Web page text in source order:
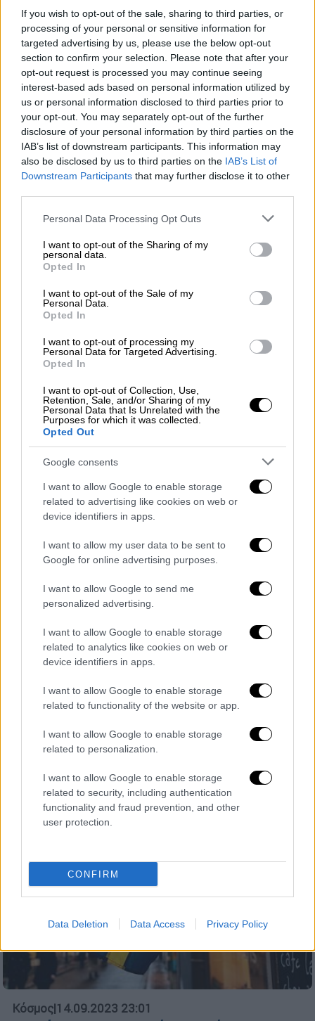
If you wish to opt-out of the sale, sharing to third parties, or
processing of your personal or sensitive information for
targeted advertising by us, please use the below opt-out
section to confirm your selection. Please note that after your
opt-out request is processed you may continue seeing
interest-based ads based on personal information utilized by
us or personal information disclosed to third parties prior to
your opt-out. You may separately opt-out of the further
disclosure of your personal information by third parties on the
IAB’s list of downstream participants. This information may
also be disclosed by us to third parties on the IAB’s List of
Downstream Participants that may further disclose it to other
Please note that this website/app uses one or more Google
not limited to your visit or usage behaviour. You may click to
grant or deny consent to Google and its third-party tags to
use your data for below specified purposes in below Google
consent section.
Personal Data Processing Opt Outs
I want to opt-out of the Sharing of my
personal data.
Opted In
I want to opt-out of the Sale of my
Personal Data.
Opted In
I want to opt-out of processing my
Personal Data for Targeted Advertising.
Opted In
I want to opt-out of Collection, Use,
Retention, Sale, and/or Sharing of my
Personal Data that Is Unrelated with the
Purposes for which it was collected.
Opted Out
Google consents
I want to allow Google to enable storage
related to advertising like cookies on web or
device identifiers in apps.
I want to allow my user data to be sent to
Google for online advertising purposes.
I want to allow Google to send me
personalized advertising.
I want to allow Google to enable storage
related to analytics like cookies on web or
device identifiers in apps.
I want to allow Google to enable storage
related to functionality of the website or app.
I want to allow Google to enable storage
related to personalization.
I want to allow Google to enable storage
related to security, including authentication
functionality and fraud prevention, and other
user protection.
CONFIRM
Data Deletion Data Access Privacy Policy
Κόσμος|14.09.2023 23:16
Πρόστιμο 3.000 ευρώ σε εκτροφέα
σκύλων επειδή τα μπουλντόγκ του είχαν
υπερβολικά πλακουτσωτή μύτη
Άλλο ένα βήμα των ολλανδικών αρχών για
την κατάργηση της επιλεκτικής
διασταύρωσης ζώων
Κόσμος|14.09.2023 23:03
Ασύλληπτη τραγωδία στη Λιβύη:
Τουλάχιστον 11.300 νεκροί από το
πέρασμα της κακοκαιρίας Daniel
Επιπλέον 10.100 άνθρωποι φέρονται να
αγνοούνται στη μεσογειακή πόλη
Κόσμος|14.09.2023 23:01